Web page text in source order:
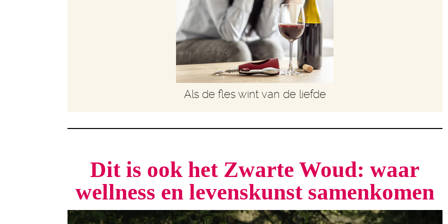
Als de fles wint van de liefde
Dit is ook het Zwarte Woud: waar
wellness en levenskunst samenkomen